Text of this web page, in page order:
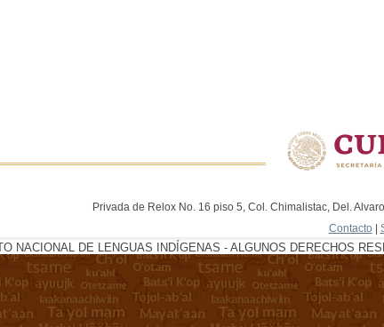
Privada de Relox No. 16 piso 5, Col. Chimalistac, Del.
Contacto |
NACIONAL DE LENGUAS INDÍGENAS - ALGUNOS DERECHOS